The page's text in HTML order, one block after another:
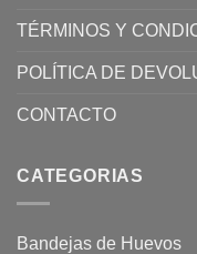
TÉRMINOS Y
POLÍTICA DE
CONTACTO
CATEGORIAS
Bandejas de Huevos